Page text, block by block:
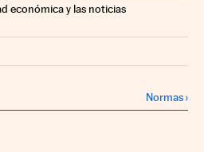
económica y las noticias
Facebook
en Twitter
Normas›